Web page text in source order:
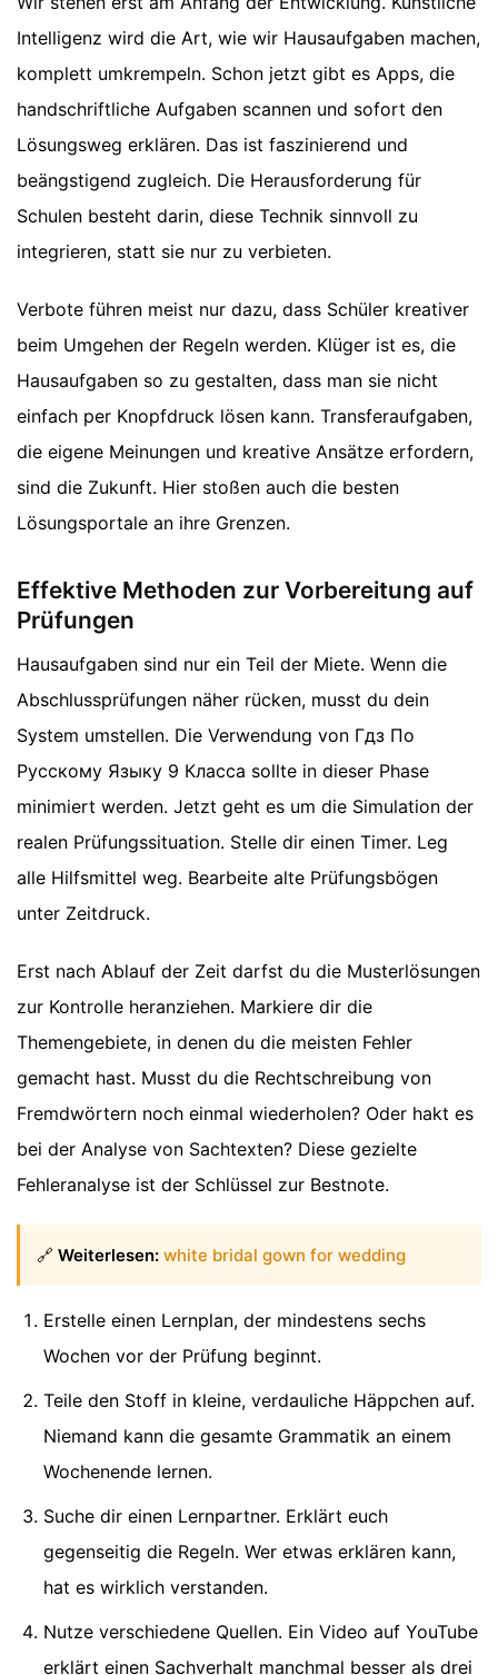
Intelligenz wird die Art, wie wir Hausaufgaben machen,
komplett umkrempeln. Schon jetzt gibt es Apps, die
handschriftliche Aufgaben scannen und sofort den
Lösungsweg erklären. Das ist faszinierend und
beängstigend zugleich. Die Herausforderung für
Schulen besteht darin, diese Technik sinnvoll zu
integrieren, statt sie nur zu verbieten.
Verbote führen meist nur dazu, dass Schüler kreativer
beim Umgehen der Regeln werden. Klüger ist es, die
Hausaufgaben so zu gestalten, dass man sie nicht
einfach per Knopfdruck lösen kann. Transferaufgaben,
die eigene Meinungen und kreative Ansätze erfordern,
sind die Zukunft. Hier stoßen auch die besten
Lösungsportale an ihre Grenzen.
Effektive Methoden zur Vorbereitung auf
Prüfungen
Hausaufgaben sind nur ein Teil der Miete. Wenn die
Abschlussprüfungen näher rücken, musst du dein
System umstellen. Die Verwendung von Гдз По
Русскому Языку 9 Класса sollte in dieser Phase
minimiert werden. Jetzt geht es um die Simulation der
realen Prüfungssituation. Stelle dir einen Timer. Leg
alle Hilfsmittel weg. Bearbeite alte Prüfungsbögen
unter Zeitdruck.
Erst nach Ablauf der Zeit darfst du die Musterlösungen
zur Kontrolle heranziehen. Markiere dir die
Themengebiete, in denen du die meisten Fehler
gemacht hast. Musst du die Rechtschreibung von
Fremdwörtern noch einmal wiederholen? Oder hakt es
bei der Analyse von Sachtexten? Diese gezielte
Fehleranalyse ist der Schlüssel zur Bestnote.
🔗 Weiterlesen: white bridal gown for wedding
Erstelle einen Lernplan, der mindestens sechs
Wochen vor der Prüfung beginnt.
Teile den Stoff in kleine, verdauliche Häppchen auf.
Niemand kann die gesamte Grammatik an einem
Wochenende lernen.
Suche dir einen Lernpartner. Erklärt euch
gegenseitig die Regeln. Wer etwas erklären kann,
hat es wirklich verstanden.
Nutze verschiedene Quellen. Ein Video auf YouTube
erklärt einen Sachverhalt manchmal besser als drei